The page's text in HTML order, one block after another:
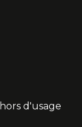
d'usage